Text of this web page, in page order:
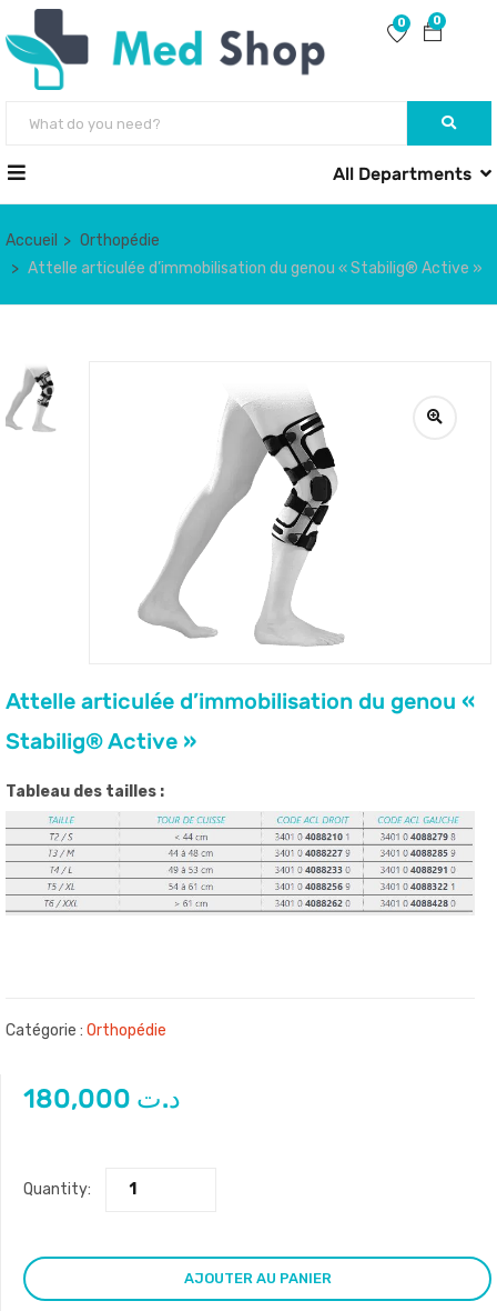
0
0
All Departments
Accueil
Orthopédie
Attelle articulée d’immobilisation du genou « Stabilig® Active »
Attelle articulée d’immobilisation du genou «
Stabilig® Active »
Tableau des tailles :
Catégorie : Orthopédie
د.ت
Quantity:
AJOUTER AU PANIER